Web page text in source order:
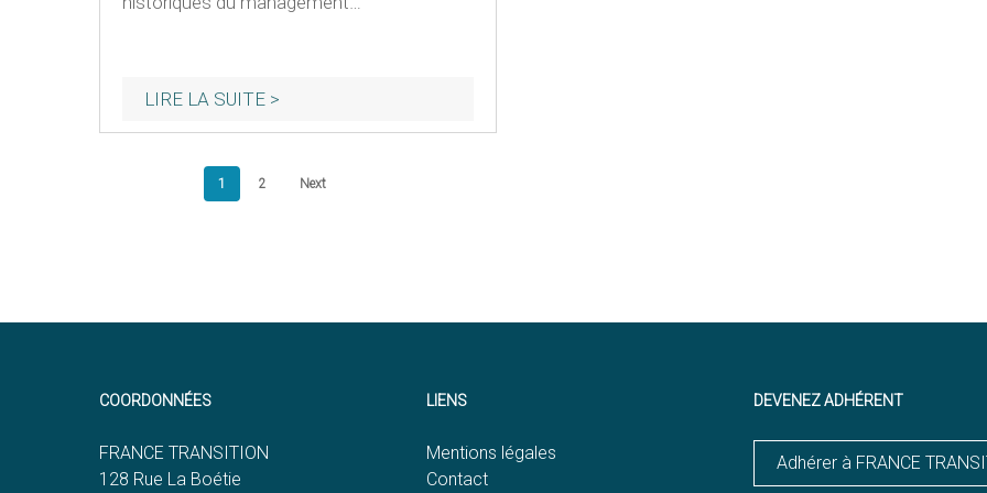
1 2 Next
COORDONNÉES
FRANCE TRANSITION
128 Rue La Boétie
LIENS
Mentions légales
Contact
DEVENEZ ADHÉRENT
Adhérer à FRANCE